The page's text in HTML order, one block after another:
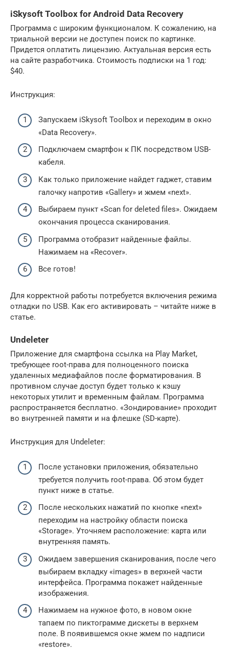
iSkysoft Toolbox for Android Data Recovery
Программа с широким функционалом. К сожалению, на
триальной версии не доступен поиск по картинке.
Придется оплатить лицензию. Актуальная версия есть
на сайте разработчика. Стоимость подписки на 1 год:
$40.
Инструкция:
Запускаем iSkysoft Toolbox и переходим в окно
«Data Recovery».
Подключаем смартфон к ПК посредством USB-
кабеля.
Как только приложение найдет гаджет, ставим
галочку напротив «Gallery» и жмем «next».
Выбираем пункт «Scan for deleted files». Ожидаем
окончания процесса сканирования.
Программа отобразит найденные файлы.
Нажимаем на «Recover».
Все готов!
Для корректной работы потребуется включения режима
отладки по USB. Как его активировать – читайте ниже в
статье.
Undeleter
Приложение для смартфона ссылка на Play Market,
требующее root-права для полноценного поиска
удаленных медиафайлов после форматирования. В
противном случае доступ будет только к кэшу
некоторых утилит и временным файлам. Программа
распространяется бесплатно. «Зондирование» проходит
во внутренней памяти и на флешке (SD-карте).
Инструкция для Undeleter:
После установки приложения, обязательно
требуется получить root-права. Об этом будет
пункт ниже в статье.
После нескольких нажатий по кнопке «next»
переходим на настройку области поиска
«Storage». Уточняем расположение: карта или
внутренняя память.
Ожидаем завершения сканирования, после чего
выбираем вкладку «images» в верхней части
интерфейса. Программа покажет найденные
изображения.
Нажимаем на нужное фото, в новом окне
тапаем по пиктограмме дискеты в верхнем
поле. В появившемся окне жмем по надписи
«restore».